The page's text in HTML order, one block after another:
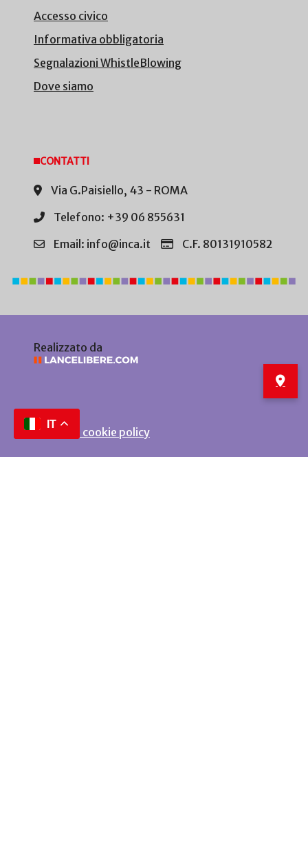
Accesso civico
Informativa obbligatoria
Segnalazioni WhistleBlowing
Dove siamo
CONTATTI
Via G.Paisiello, 43 - ROMA
Telefono: +39 06 855631
Email: info@inca.it
C.F. 80131910582
Realizzato da
Privacy e cookie policy
IT